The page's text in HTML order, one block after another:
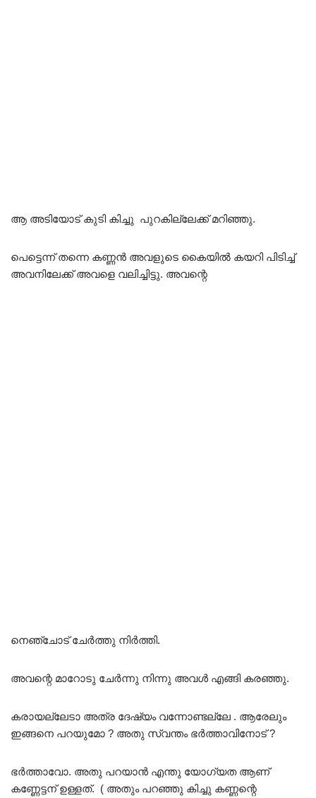
ആ അടിയോട് കുടി കിച്ചു പുറകില്ലേക്ക് മറിഞ്ഞു.
പെട്ടെന്ന് തന്നെ കണ്ണൻ അവളുടെ കൈയിൽ കയറി പിടിച്ച്
അവനിലേക്ക് അവളെ വലിച്ചിട്ടു. അവന്റെ
നെഞ്ചോട് ചേർത്തു നിർത്തി.
അവന്റെ മാറോടു ചേർന്നു നിന്നു അവൾ എങ്ങി കരഞ്ഞു.
കരായല്ലേടാ അത്ര ദേഷ്യം വന്നോണ്ടല്ലേ . ആരേലും
ഇങ്ങനെ പറയുമോ ? അതു സ്വന്തം ഭർത്താവിനോട് ?
ഭർത്താവോ. അതു പറയാൻ എന്തു യോഗ്യത ആണ്
കണ്ണേട്ടന് ഉള്ളത്. ( അതും പറഞ്ഞു കിച്ചു കണ്ണന്റെ